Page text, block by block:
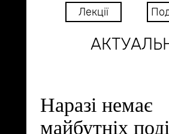
Лекції
Наразі немає
майбутніх